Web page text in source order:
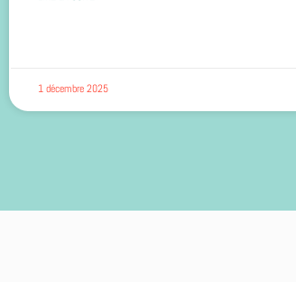
1 décembre 2025